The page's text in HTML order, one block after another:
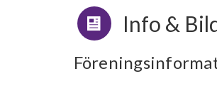
Info &